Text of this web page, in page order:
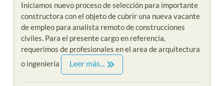
Iniciamos nuevo proceso de selección para importante
constructora con el objeto de cubrir una nueva vacante
de empleo para analista remoto de construcciones
civiles. Para el presente cargo en referencia,
requerimos de profesionales en el area de arquitectura
o ingeniería
Leer más...